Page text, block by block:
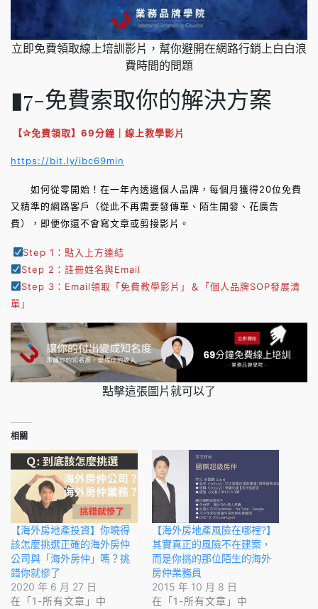
立即免費領取線上培訓影片，幫你避開在網路行銷上白白浪
費時間的問題
▮7-免費索取你的解決方案
【✰免費領取】69分鐘｜線上教學影片
https://bit.ly/ibc69min
如何從零開始！在一年內透過個人品牌，每個月獲得20位免費
又精準的網路客戶（從此不再需要發傳單、陌生開發、花廣告
費），即便你還不會寫文章或剪接影片。
Step 1：點入上方連結
Step 2：註冊姓名與Email
Step 3：Email領取「免費教學影片」＆「個人品牌SOP發展清
單」
點擊這張圖片就可以了
相關
【海外房地產投資】你曉得
該怎麼挑選正確的海外房仲
公司與「海外房仲」嗎？挑
錯你就慘了
2020 年 6 月 27 日
在「1-所有文章」中
【海外房地產風險在哪裡?】
其實真正的風險不在建案，
而是你挑的那位陌生的海外
房仲業務員
2015 年 10 月 8 日
在「1-所有文章」中